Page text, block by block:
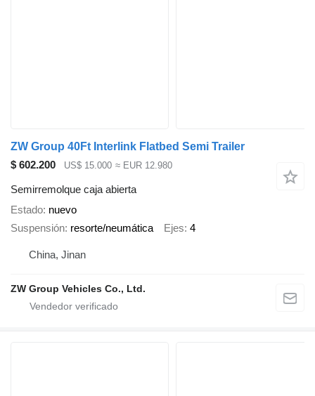
ZW Group 40Ft Interlink Flatbed Semi Trailer
$ 602.200
US$ 15.000 ≈ EUR 12.980
Semirremolque caja abierta
Estado nuevo
Suspensión resorte/neumática Ejes 4
China, Jinan
ZW Group Vehicles Co., Ltd.